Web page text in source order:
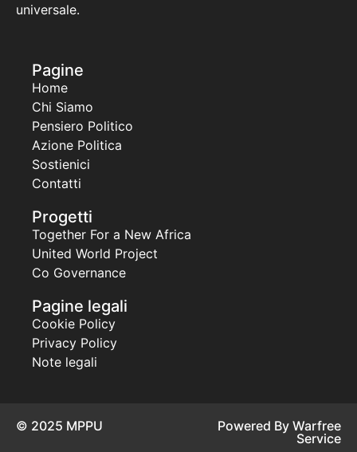
universale.
Pagine
Home
Chi Siamo
Pensiero Politico
Azione Politica
Sostienici
Contatti
Progetti
Together For a New Africa
United World Project
Co Governance
Pagine legali
Cookie Policy
Privacy Policy
Note legali
© 2025 MPPU
Powered By Warfree
Service